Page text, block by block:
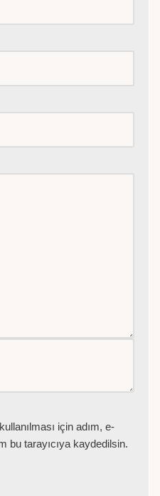
için adım, e-
bu tarayıcıya kaydedilsin.